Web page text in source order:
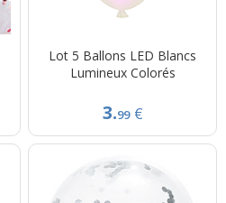
Lot 5 Ballons LED Blancs
Lumineux Colorés
3.99 €